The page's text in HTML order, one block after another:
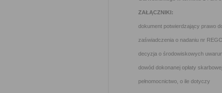
ZAŁĄCZNIKI:
dokument potwierdzający prawo
zaświadczenia o nadaniu nr
decyzja o środowiskowych
dowód dokonanej opłaty skarbowej
pełnomocnictwo, o ile dotyczy